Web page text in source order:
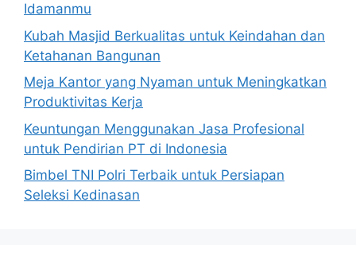
Idamanmu
Kubah Masjid Berkualitas untuk Keindahan dan
Ketahanan Bangunan
Meja Kantor yang Nyaman untuk Meningkatkan
Produktivitas Kerja
Keuntungan Menggunakan Jasa Profesional
untuk Pendirian PT di Indonesia
Bimbel TNI Polri Terbaik untuk Persiapan
Seleksi Kedinasan